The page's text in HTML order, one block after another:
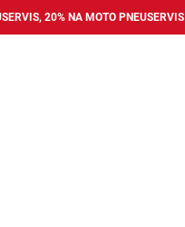
20% NA MOTO PNEUSERVIS